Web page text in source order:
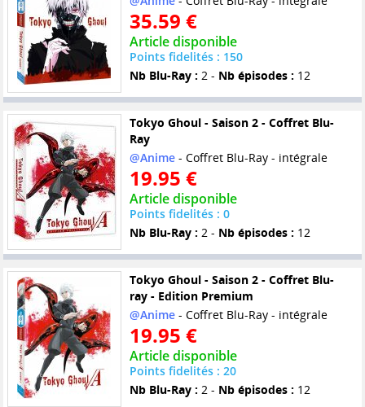
35.59 €
Article disponible
Points fidelités : 150
Nb Blu-Ray : 2 - Nb épisodes : 12
Tokyo Ghoul - Saison 2 - Coffret Blu-
Ray
@Anime- Coffret Blu-Ray - intégrale
19.95 €
Article disponible
Points fidelités : 0
Nb Blu-Ray : 2 - Nb épisodes : 12
Tokyo Ghoul - Saison 2 - Coffret Blu-
ray - Edition Premium
@Anime- Coffret Blu-Ray - intégrale
19.95 €
Article disponible
Points fidelités : 20
Nb Blu-Ray : 2 - Nb épisodes : 12